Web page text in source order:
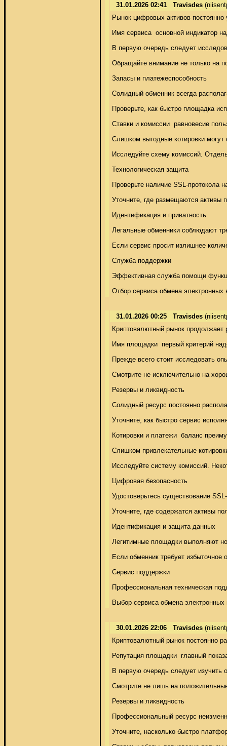
31.01.2026 02:41 Travisdes
Рынок цифровых активов
Имя сервиса  основной индикатор
В первую очередь следует
Обращайте внимание не только на
Запасы и платежеспособность
Солидный обменник всегда
Проверьте, как быстро площадка
Ставки и комиссии  равновесие
Слишком выгодные котировки могут
Исследуйте схему комиссий.
Технологическая защита
Проверьте наличие SSL-протокола
Уточните, где размещаются
Идентификация и приватность
Легальные обменники соблюдают
Если сервис просит излишнее
Служба поддержки
Эффективная служба помощи
Отбор сервиса обмена электронных
31.01.2026 00:25 Travisdes
Криптовалютный рынок продолжает
Имя площадки  первый критерий
Прежде всего стоит исследовать
Смотрите не исключительно на
Резервы и ликвидность
Солидный ресурс постоянно
Уточните, как быстро сервис
Котировки и платежи  баланс
Слишком привлекательные
Исследуйте систему комиссий.
Цифровая безопасность
Удостоверьтесь существование
Уточните, где содержатся активы
Идентификация и защита данных
Легитимные площадки выполняют
Если обменник требует избыточное
Сервис поддержки
Профессиональная техническая
Выбор сервиса обмена
30.01.2026 22:06 Travisdes
Криптовалютный рынок постоянно
Репутация площадки  главный
В первую очередь следует изучить
Смотрите не лишь на
Резервы и ликвидность
Профессиональный ресурс
Уточните, насколько быстро